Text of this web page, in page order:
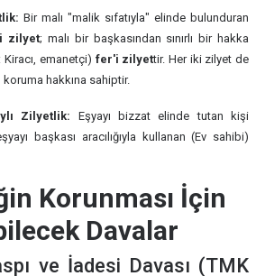
Bir malı "malik sıfatıyla" elinde bulunduran
zilyet; malı bir başkasından sınırlı bir hakka
emanetçi) fer'i zilyettir. Her iki zilyet de
hakkına sahiptir.
Zilyetlik: Eşyayı bizzat elinde tutan kişi
başkası aracılığıyla kullanan (Ev sahibi)
Korunması İçin
Davalar
ve İadesi Davası (TMK